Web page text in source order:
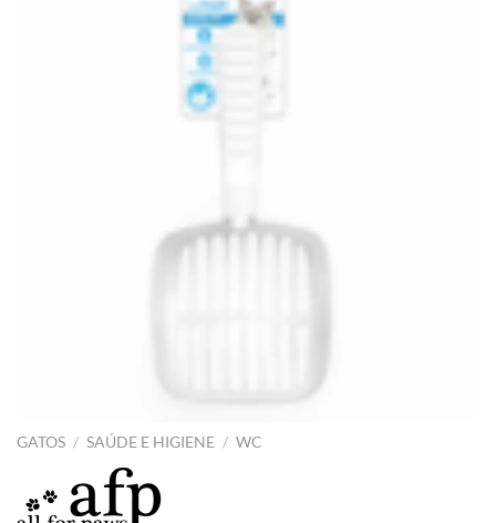
GATOS / SAÚDE E HIGIENE / WC